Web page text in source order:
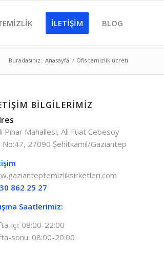
İLETIŞIM BLOG
Buradasınız: Anasayfa / Ofis temizlik ücreti
BİLGİLERİMİZ
Pınar Mahallesi, Ali Fuat Cebesoy
No:47, 27090 Şehitkamil/Gaziantep
862 25 27
Saatlerimiz:
içi: 08:00-22:00
sonu: 08:00-20:00